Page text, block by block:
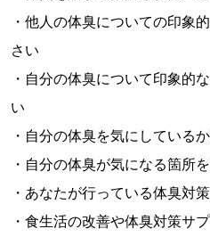
・他人の体臭についての印象
さい
・自分の体臭について印象的
い
・自分の体臭を気にしている
・自分の体臭が気になる箇所
・あなたが行っている体臭対
・食生活の改善や体臭対策サ